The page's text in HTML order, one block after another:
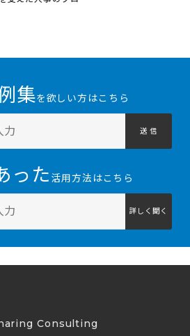
集を欲しい方はこちら
送 信
った 活用方法はこちら
詳しく聞く
Consulting